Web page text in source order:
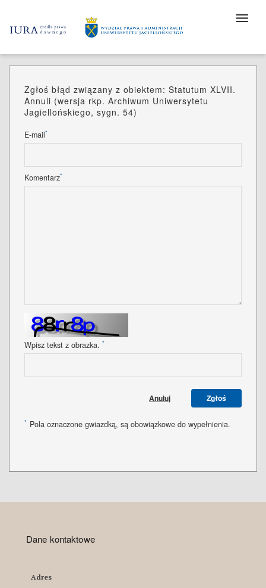
Zgłoś błąd związany z obiektem: Statutum XLVII.
Annuli (wersja rkp. Archiwum Uniwersytetu
Jagiellońskiego, sygn. 54)
E-mail*
Komentarz*
Wpisz tekst z obrazka. *
Anuluj Zgłoś
* Pola oznaczone gwiazdką, są obowiązkowe do wypełnienia.
Dane kontaktowe
Adres